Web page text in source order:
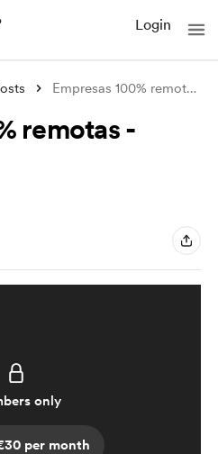
Login
Empresas 100% remotas - GoHenry
remotas -
only
per month